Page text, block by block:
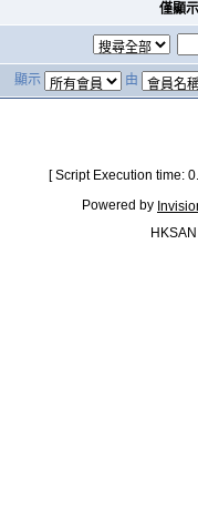
僅顯
顯示 由
[ Script Execution time:
Powered by